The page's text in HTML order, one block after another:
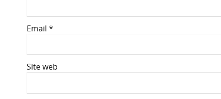
Email *
Site web